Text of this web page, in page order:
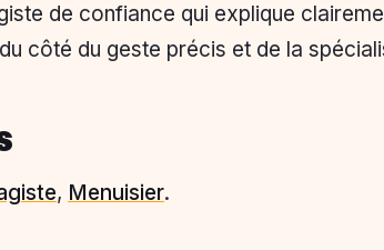
de confiance qui explique
côté du geste précis et de la
, Menuisier.